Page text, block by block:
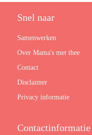
Snel naar
Samenwerken
Over Mama's met thee
Contact
Disclaimer
Privacy informatie
Contactinformatie